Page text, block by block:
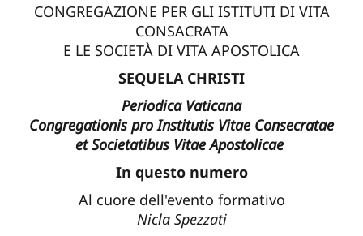
CONGREGAZIONE PER GLI ISTITUTI DI VITA
CONSACRATA
E LE SOCIETÀ DI VITA APOSTOLICA
SEQUELA CHRISTI
Periodica Vaticana
Congregationis pro Institutis Vitae Consecratae
et Societatibus Vitae Apostolicae
In questo numero
Al cuore dell'evento formativo
Nicla Spezzati